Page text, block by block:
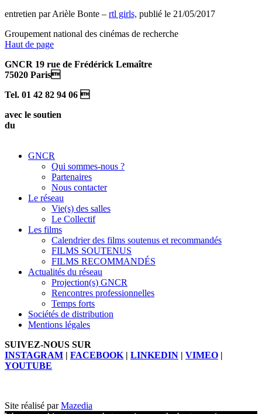
entretien par Arièle Bonte – rtl girls, publié le 21/05/2017
Groupement national des cinémas de recherche
Haut de page
GNCR 19 rue de Frédérick Lemaître
75020 Paris
Tel. 01 42 82 94 06 
avec le soutien
du
GNCR
Qui sommes-nous ?
Partenaires
Nous contacter
Le réseau
Vie(s) des salles
Le Collectif
Les films
Calendrier des films soutenus et recommandés
FILMS SOUTENUS
FILMS RECOMMANDÉS
Actualités du réseau
Projection(s) GNCR
Rencontres professionnelles
Temps forts
Sociétés de distribution
Mentions légales
SUIVEZ-NOUS SUR
INSTAGRAM | FACEBOOK | LINKEDIN | VIMEO |
YOUTUBE
Site réalisé parMazedia